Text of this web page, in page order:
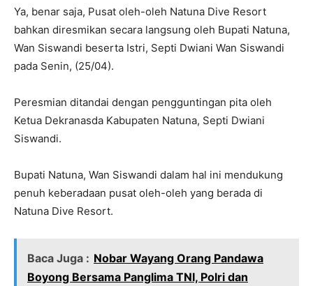
Ya, benar saja, Pusat oleh-oleh Natuna Dive Resort
bahkan diresmikan secara langsung oleh Bupati Natuna,
Wan Siswandi beserta Istri, Septi Dwiani Wan Siswandi
pada Senin, (25/04).
Peresmian ditandai dengan pengguntingan pita oleh
Ketua Dekranasda Kabupaten Natuna, Septi Dwiani
Siswandi.
Bupati Natuna, Wan Siswandi dalam hal ini mendukung
penuh keberadaan pusat oleh-oleh yang berada di
Natuna Dive Resort.
Baca Juga : Nobar Wayang Orang Pandawa
Boyong Bersama Panglima TNI, Polri dan